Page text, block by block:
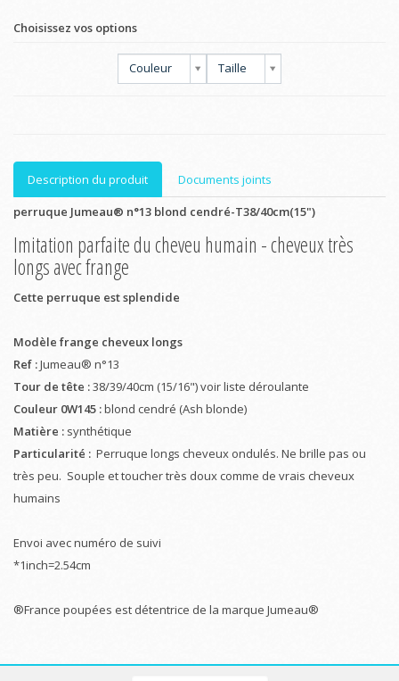
Choisissez vos options
Couleur Taille
Description du produit
Documents joints
perruque Jumeau® n°13 blond cendré-T38/40cm(15")
Imitation parfaite du cheveu humain - cheveux très
longs avec frange
Cette perruque est splendide
Modèle frange cheveux longs
Ref :Jumeau® n°13
Tour de tête :38/39/40cm (15/16") voir liste déroulante
Couleur 0W145 :blond cendré (Ash blonde)
Matière : synthétique
Particularité : Perruque longs cheveux ondulés. Ne brille pas ou
très peu. Souple et toucher très doux comme de vrais cheveux
humains
Envoi avec numéro de suivi
*1inch=2.54cm
®France poupées est détentrice de la marque Jumeau®